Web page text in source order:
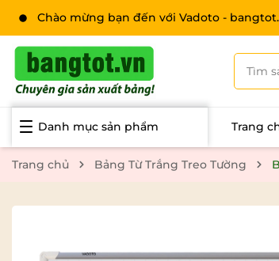
Chào mừng bạn đến với Vadoto -
Danh mục sản phẩm Trang
Trang chủ Bảng Từ Trắng Treo Tường